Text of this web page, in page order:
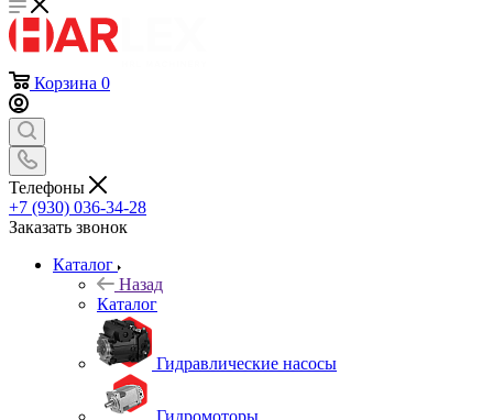
Корзина 0
Телефоны
+7 (930) 036-34-28
Заказать звонок
Каталог
Назад
Каталог
Гидравлические насосы
Гидромоторы